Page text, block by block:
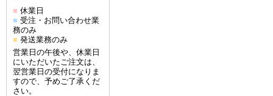
■ 休業日
■ 受注・お問い合わせ業
務のみ
■ 発送業務のみ
営業日の午後や、休業日
にいただいたご注文は、
翌営業日の受付になりま
すので、予めご了承くだ
さい。